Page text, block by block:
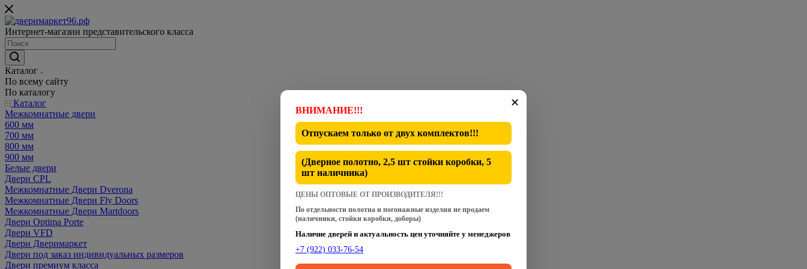
Интернет-магазин представительского класса
Каталог
По всему сайту
По каталогу
Каталог
Межкомнатные двери
600 мм
700 мм
800 мм
900 мм
Белые двери
Двери CPL
Межкомнатные Двери Dverona
Межкомнатные Двери Fly Doors
Межкомнатные Двери Martdoors
Двери Optima Porte
Двери VFD
Двери Дверимаркет
Двери под заказ индивидуальных размеров
Двери премиум класса
✕
ВНИМАНИЕ!!!
Отпускаем только от двух комплектов!!!
(Дверное полотно, 2,5 шт стойки коробки, 5
шт наличника)
ЦЕНЫ ОПТОВЫЕ ОТ ПРОИЗВОДИТЕЛЯ!!!
По отдельности полотна и погонажные изделия не продаем
(наличники, стойки коробки, доборы)
Наличие дверей и актуальность цен уточняйте у менеджеров
+7 (922) 033-76-54